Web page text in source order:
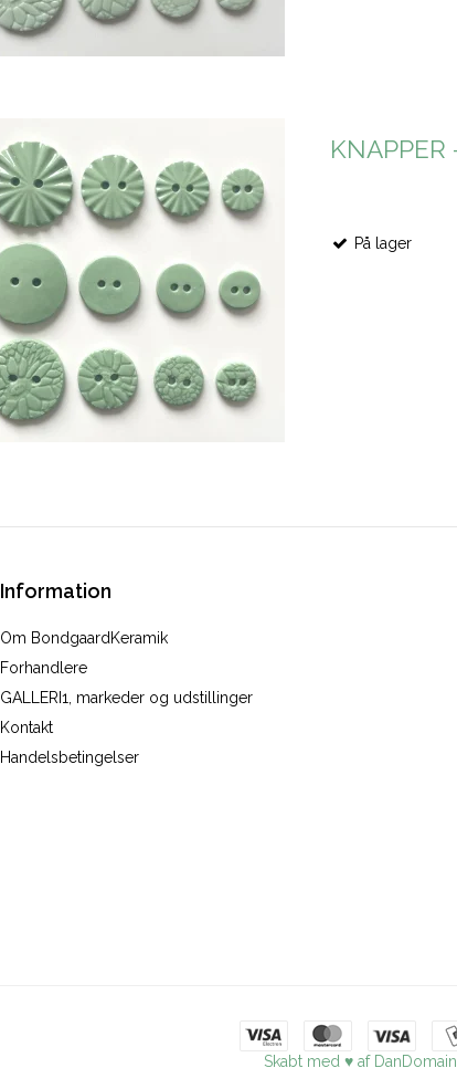
KNAPPER
På lager
Information
Om BondgaardKeramik
Forhandlere
GALLERI1, markeder og udstillinger
Kontakt
Handelsbetingelser
Skabt med ♥ af DanDomain